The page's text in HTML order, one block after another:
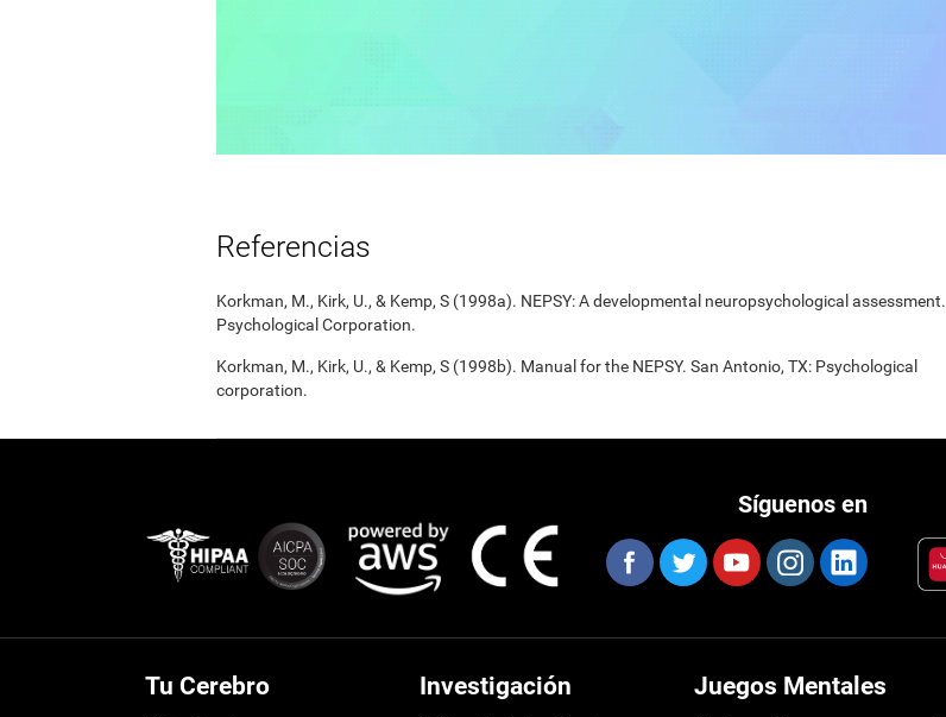
Referencias
Korkman, M., Kirk, U., & Kemp, S (1998a). NEPSY: A developmental neuropsychological assessment.
Psychological Corporation.
Korkman, M., Kirk, U., & Kemp, S (1998b). Manual for the NEPSY. San Antonio, TX: Psychological
corporation.
Síguenos en
Tu Cerebro Investigación Juegos Mentales